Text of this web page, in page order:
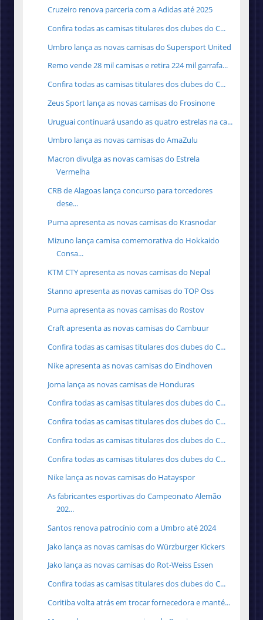
Cruzeiro renova parceria com a Adidas até 2025
Confira todas as camisas titulares dos clubes do C...
Umbro lança as novas camisas do Supersport United
Remo vende 28 mil camisas e retira 224 mil garrafa...
Confira todas as camisas titulares dos clubes do C...
Zeus Sport lança as novas camisas do Frosinone
Uruguai continuará usando as quatro estrelas na ca...
Umbro lança as novas camisas do AmaZulu
Macron divulga as novas camisas do Estrela
Vermelha
CRB de Alagoas lança concurso para torcedores
dese...
Puma apresenta as novas camisas do Krasnodar
Mizuno lança camisa comemorativa do Hokkaido
Consa...
KTM CTY apresenta as novas camisas do Nepal
Stanno apresenta as novas camisas do TOP Oss
Puma apresenta as novas camisas do Rostov
Craft apresenta as novas camisas do Cambuur
Confira todas as camisas titulares dos clubes do C...
Nike apresenta as novas camisas do Eindhoven
Joma lança as novas camisas de Honduras
Confira todas as camisas titulares dos clubes do C...
Confira todas as camisas titulares dos clubes do C...
Confira todas as camisas titulares dos clubes do C...
Confira todas as camisas titulares dos clubes do C...
Nike lança as novas camisas do Hatayspor
As fabricantes esportivas do Campeonato Alemão
202...
Santos renova patrocínio com a Umbro até 2024
Jako lança as novas camisas do Würzburger Kickers
Jako lança as novas camisas do Rot-Weiss Essen
Confira todas as camisas titulares dos clubes do C...
Coritiba volta atrás em trocar fornecedora e manté...